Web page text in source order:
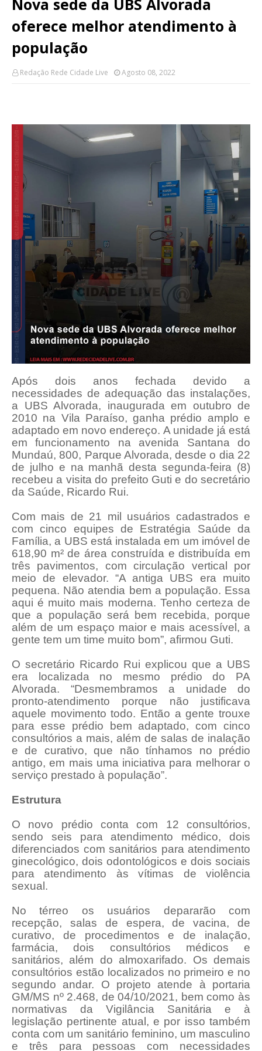
Nova sede da UBS Alvorada
oferece melhor atendimento à
população
Redação Rede Cidade Live Agosto 08, 2022
Após dois anos fechada devido a
necessidades de adequação das instalações,
a UBS Alvorada, inaugurada em outubro de
2010 na Vila Paraíso, ganha prédio amplo e
adaptado em novo endereço. A unidade já está
em funcionamento na avenida Santana do
Mundaú, 800, Parque Alvorada, desde o dia 22
de julho e na manhã desta segunda-feira (8)
recebeu a visita do prefeito Guti e do secretário
da Saúde, Ricardo Rui.
Com mais de 21 mil usuários cadastrados e
com cinco equipes de Estratégia Saúde da
Família, a UBS está instalada em um imóvel de
618,90 m² de área construída e distribuída em
três pavimentos, com circulação vertical por
meio de elevador. “A antiga UBS era muito
pequena. Não atendia bem a população. Essa
aqui é muito mais moderna. Tenho certeza de
que a população será bem recebida, porque
além de um espaço maior e mais acessível, a
gente tem um time muito bom”, afirmou Guti.
O secretário Ricardo Rui explicou que a UBS
era localizada no mesmo prédio do PA
Alvorada. “Desmembramos a unidade do
pronto-atendimento porque não justificava
aquele movimento todo. Então a gente trouxe
para esse prédio bem adaptado, com cinco
consultórios a mais, além de salas de inalação
e de curativo, que não tínhamos no prédio
antigo, em mais uma iniciativa para melhorar o
serviço prestado à população”.
Estrutura
O novo prédio conta com 12 consultórios,
sendo seis para atendimento médico, dois
diferenciados com sanitários para atendimento
ginecológico, dois odontológicos e dois sociais
para atendimento às vítimas de violência
sexual.
No térreo os usuários depararão com
recepção, salas de espera, de vacina, de
curativo, de procedimentos e de inalação,
farmácia, dois consultórios médicos e
sanitários, além do almoxarifado. Os demais
consultórios estão localizados no primeiro e no
segundo andar. O projeto atende à portaria
GM/MS nº 2.468, de 04/10/2021, bem como às
normativas da Vigilância Sanitária e à
legislação pertinente atual, e por isso também
conta com um sanitário feminino, um masculino
e três para pessoas com necessidades